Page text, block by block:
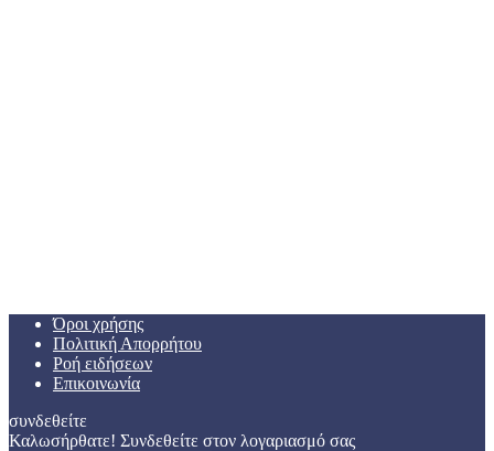
Όροι χρήσης
Πολιτική Απορρήτου
Ροή ειδήσεων
Επικοινωνία
συνδεθείτε
Καλωσήρθατε! Συνδεθείτε στον λογαριασμό σας